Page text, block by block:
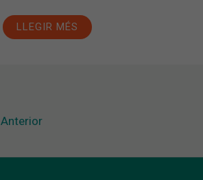
LLEGIR MÉS
Anterior